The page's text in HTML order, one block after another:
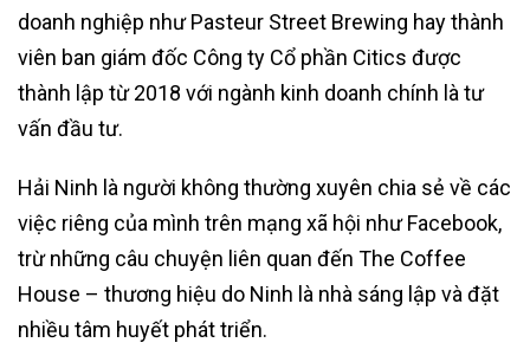
doanh nghiệp như Pasteur Street Brewing hay thành
viên ban giám đốc Công ty Cổ phần Citics được
thành lập từ 2018 với ngành kinh doanh chính là tư
vấn đầu tư.
Hải Ninh là người không thường xuyên chia sẻ về các
việc riêng của mình trên mạng xã hội như Facebook,
trừ những câu chuyện liên quan đến The Coffee
House – thương hiệu do Ninh là nhà sáng lập và đặt
nhiều tâm huyết phát triển.